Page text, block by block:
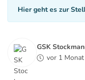
Hier geht es zur
GSK
vor 1